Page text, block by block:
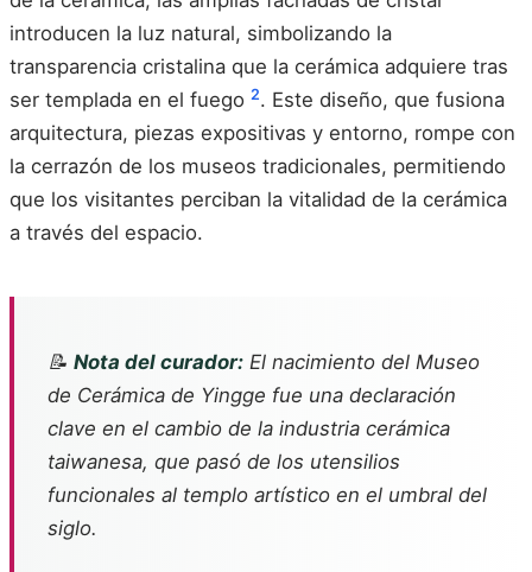
introducen la luz natural, simbolizando la
transparencia cristalina que la cerámica adquiere tras
ser templada en el fuego 2. Este diseño, que fusiona
arquitectura, piezas expositivas y entorno, rompe con
la cerrazón de los museos tradicionales, permitiendo
que los visitantes perciban la vitalidad de la cerámica
a través del espacio.
📝 Nota del curador: El nacimiento del Museo
de Cerámica de Yingge fue una declaración
clave en el cambio de la industria cerámica
taiwanesa, que pasó de los utensilios
funcionales al templo artístico en el umbral del
siglo.